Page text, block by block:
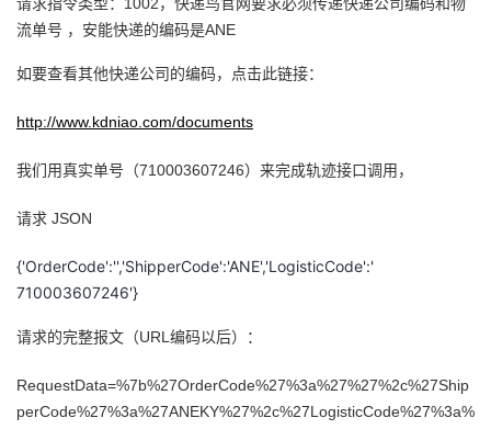
验
收
议
流单号 ，安能快递的编码是ANE
如要查看其他快递公司的编码，点击此链接：
http://www.kdniao.com/documents
我们用真实单号（710003607246）来完成轨迹接口调用，
请求 JSON
{'OrderCode':'','ShipperCode':'ANE','LogisticCode':'
710003607246'}
请求的完整报文（URL编码以后）：
RequestData=%7b%27OrderCode%27%3a%27%27%2c%27Ship
perCode%27%3a%27ANEKY%27%2c%27LogisticCode%27%3a%